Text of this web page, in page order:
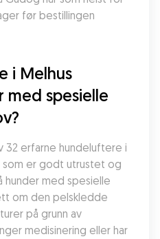
før bestillingen
i Melhus
med spesielle
32 erfarne hundeluftere i
som er godt utrustet og
hunder med spesielle
om den pelskledde
på grunn av
medisinering eller har